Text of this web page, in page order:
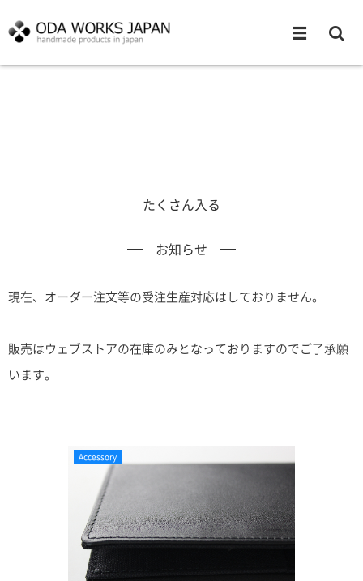
たくさん入る
お知らせ
現在、オーダー注文等の受注生産対応はしておりません。
販売はウェブストアの在庫のみとなっておりますのでご了承願
います。
Accessory